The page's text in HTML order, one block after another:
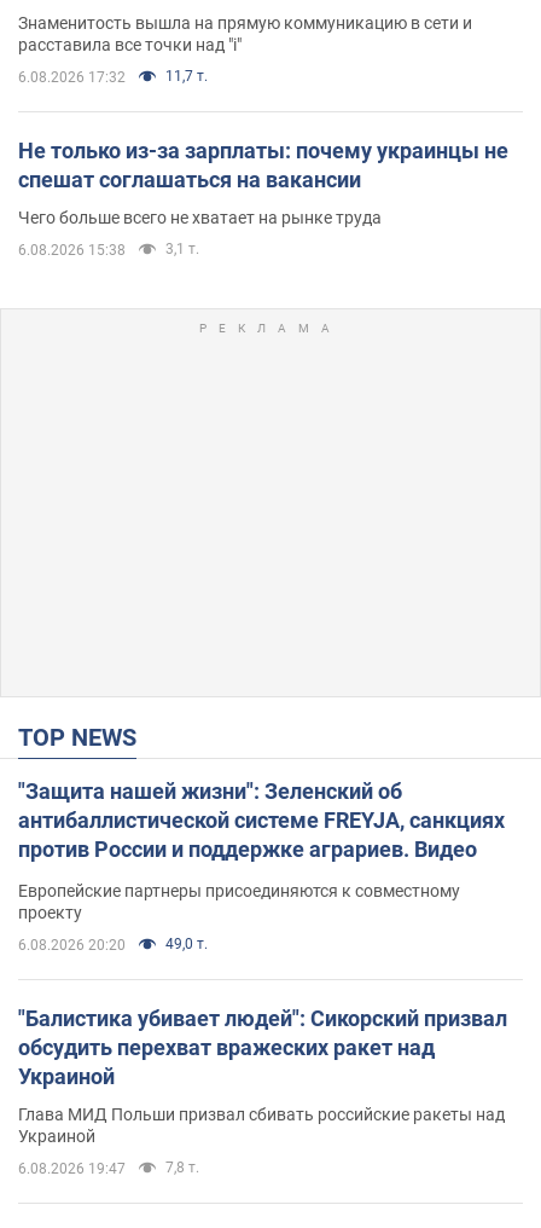
Знаменитость вышла на прямую коммуникацию в сети и
расставила все точки над "i"
6.08.2026 17:32 11,7 т.
Не только из-за зарплаты: почему украинцы не
спешат соглашаться на вакансии
Чего больше всего не хватает на рынке труда
6.08.2026 15:38 3,1 т.
TOP NEWS
"Защита нашей жизни": Зеленский об
антибаллистической системе FREYJA, санкциях
против России и поддержке аграриев. Видео
Европейские партнеры присоединяются к совместному
проекту
6.08.2026 20:20 49,0 т.
"Балистика убивает людей": Сикорский призвал
обсудить перехват вражеских ракет над
Украиной
Глава МИД Польши призвал сбивать российские ракеты над
Украиной
6.08.2026 19:47 7,8 т.